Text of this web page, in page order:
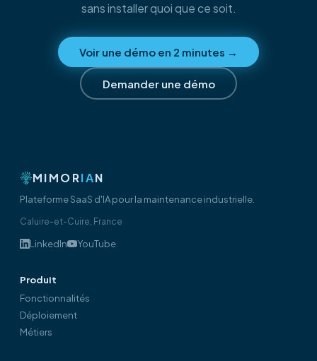
sans installer quoi que ce soit.
Voir une démo en 2 minutes →
Demander une démo
MIMORIAN
Plateforme SaaS d'IA pour la maintenance industrielle.
Caluire-et-Cuire, France
LinkedIn YouTube
Produit
Fonctionnalités
Déploiement
Métiers